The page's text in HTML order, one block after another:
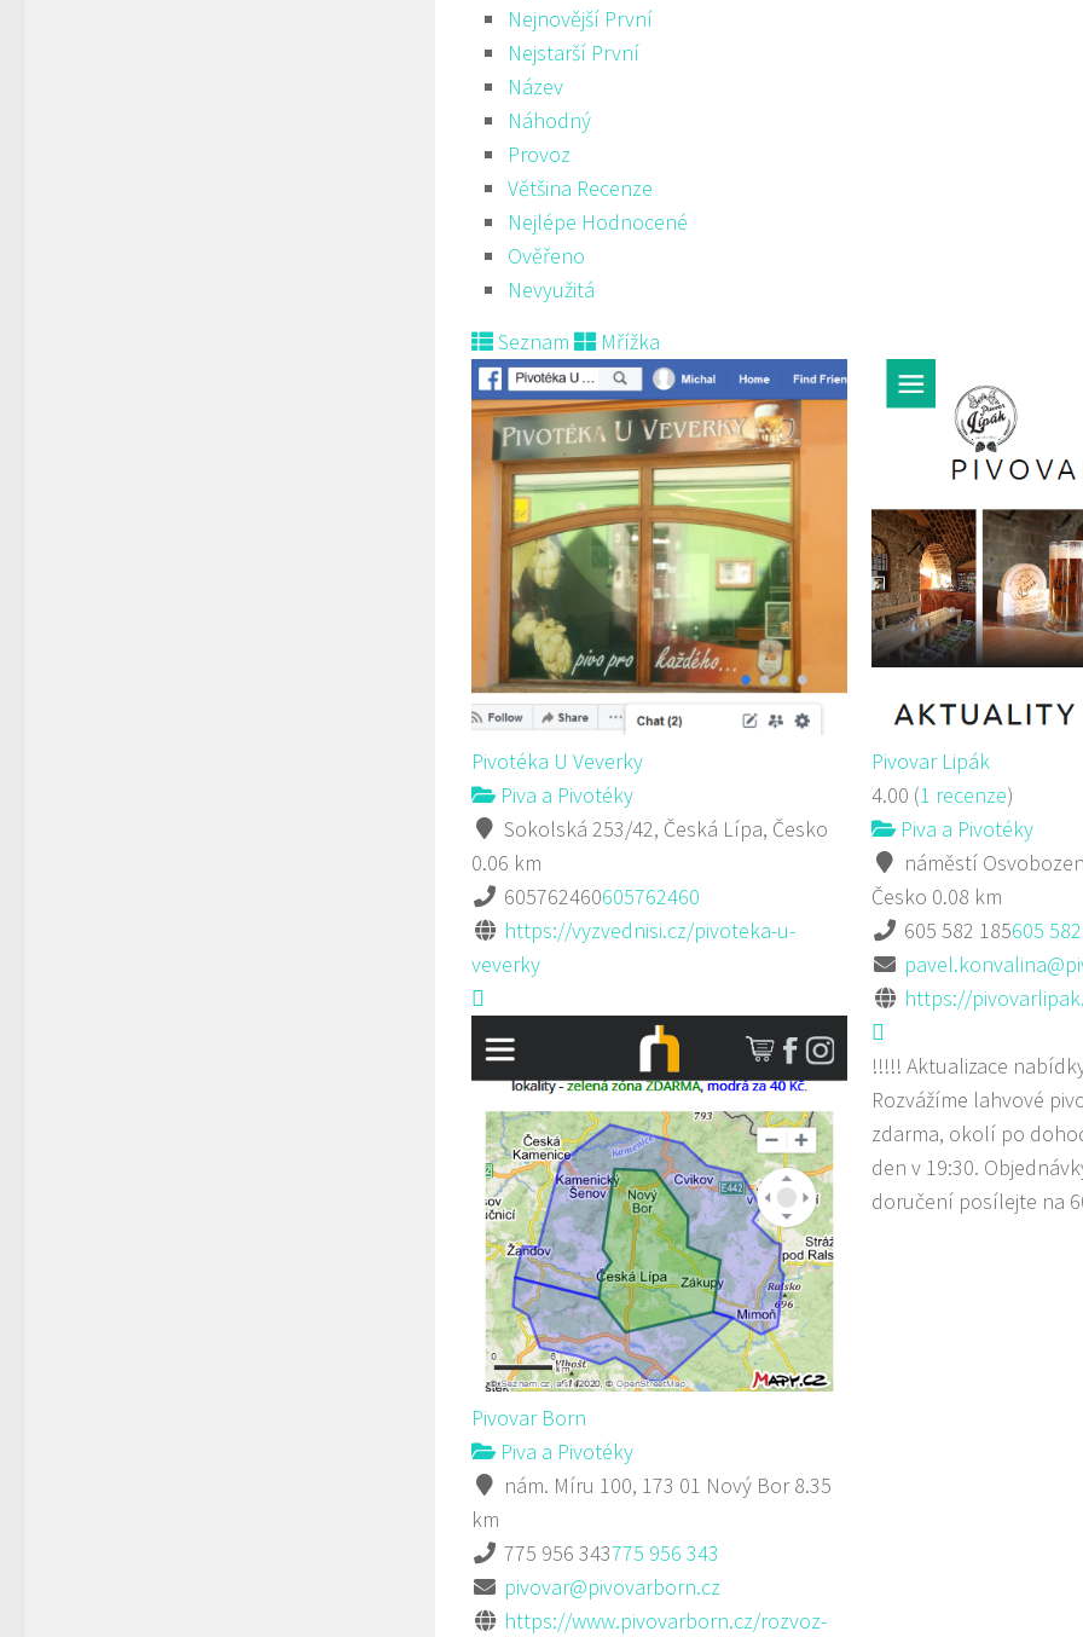
Nejnovější První
Nejstarší První
Název
Náhodný
Provoz
Většina Recenze
Nejlépe Hodnocené
Ověřeno
Nevyužitá
Seznam
Mřížka
Pivotéka U Veverky
Piva a Pivotéky
Sokolská 253/42, Česká Lípa, Česko
0.06 km
605762460605762460
https://vyzvednisi.cz/pivoteka-u-
veverky
Pivovar Lipák
4.00 (1 recenze)
Piva a Pivotéky
náměstí
Česko 0.08 km
605 582 185605
https://
!!!!! Aktualizace
Rozvážíme lahvové
zdarma, okolí po
den v 19:30.
doručení posílejte na
Pivovar Born
Piva a Pivotéky
nám. Míru 100, 173 01 Nový Bor 8.35
km
775 956 343775 956 343
pivovar@pivovarborn.cz
https://www.pivovarborn.cz/rozvoz-